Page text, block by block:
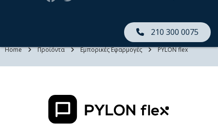
210 300 0075
Home Προϊόντα Εμπορικές Εφαρμογές PYLON flex